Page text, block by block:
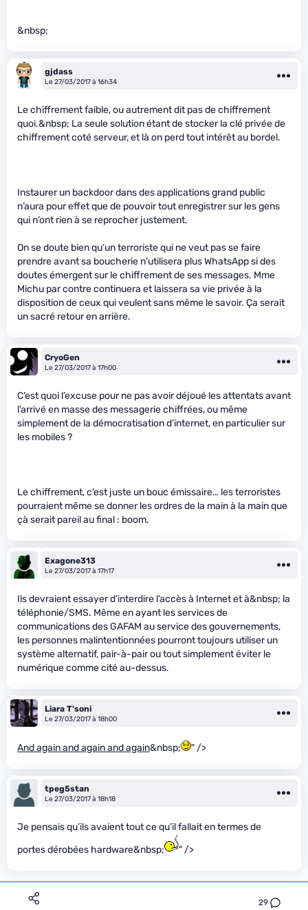
29
&nbsp;
gjdass
Le 27/03/2017 à 16h34
Le chiffrement faible, ou autrement dit pas de chiffrement
quoi.&nbsp; La seule solution étant de stocker la clé privée de
chiffrement coté serveur, et là on perd tout intérêt au bordel.
Instaurer un backdoor dans des applications grand public
n’aura pour effet que de pouvoir tout enregistrer sur les gens
qui n’ont rien à se reprocher justement.
On se doute bien qu’un terroriste qui ne veut pas se faire
prendre avant sa boucherie n’utilisera plus WhatsApp si des
doutes émergent sur le chiffrement de ses messages. Mme
Michu par contre continuera et laissera sa vie privée à la
disposition de ceux qui veulent sans même le savoir. Ça serait
un sacré retour en arrière.
CryoGen
Le 27/03/2017 à 17h00
C’est quoi l’excuse pour ne pas avoir déjoué les attentats avant
l’arrivé en masse des messagerie chiffrées, ou même
simplement de la démocratisation d’internet, en particulier sur
les mobiles ?
Le chiffrement, c’est juste un bouc émissaire… les terroristes
pourraient même se donner les ordres de la main à la main que
çà serait pareil au final : boom.
Exagone313
Le 27/03/2017 à 17h17
Ils devraient essayer d’interdire l’accès à Internet et à&nbsp; la
téléphonie/SMS. Même en ayant les services de
communications des GAFAM au service des gouvernements,
les personnes malintentionnées pourront toujours utiliser un
système alternatif, pair-à-pair ou tout simplement éviter le
numérique comme cité au-dessus.
Liara T'soni
Le 27/03/2017 à 18h00
And again and again and again&nbsp; " />
tpeg5stan
Le 27/03/2017 à 18h18
Je pensais qu’ils avaient tout ce qu’il fallait en termes de
portes dérobées hardware&nbsp;
" />